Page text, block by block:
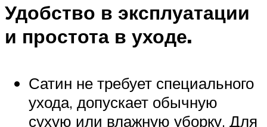
Удобство в эксплуатации
и простота в уходе.
Сатин не требует специального
ухода, допускает обычную
сухую или влажную уборку. Для